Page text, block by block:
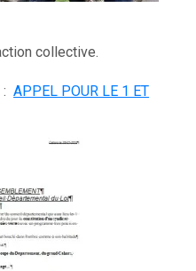
collective.
:APPEL POUR LE 1 ET